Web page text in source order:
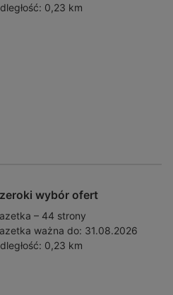
0,23 km
wybór ofert
– 44 strony
ważna do: 31.08.2026
0,23 km